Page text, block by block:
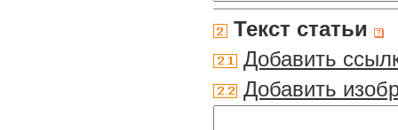
Текст статьи
Добавить
Добавить